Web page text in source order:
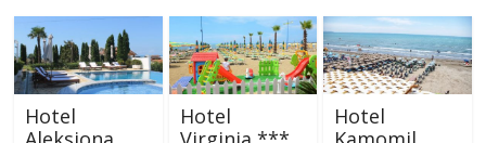
Hotel
Hotel
Hotel